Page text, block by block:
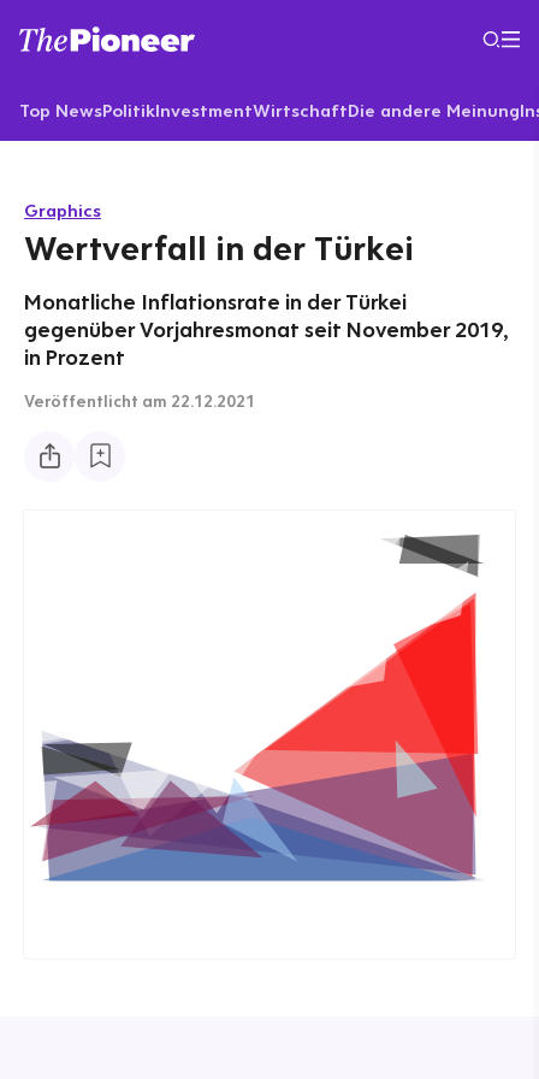
Top NewsPolitikInvestmentWirtschaftDie andere Meinung
Graphics
Wertverfall in der Türkei
Monatliche Inflationsrate in der Türkei
gegenüber Vorjahresmonat seit November 2019,
in Prozent
Veröffentlicht am 22.12.2021